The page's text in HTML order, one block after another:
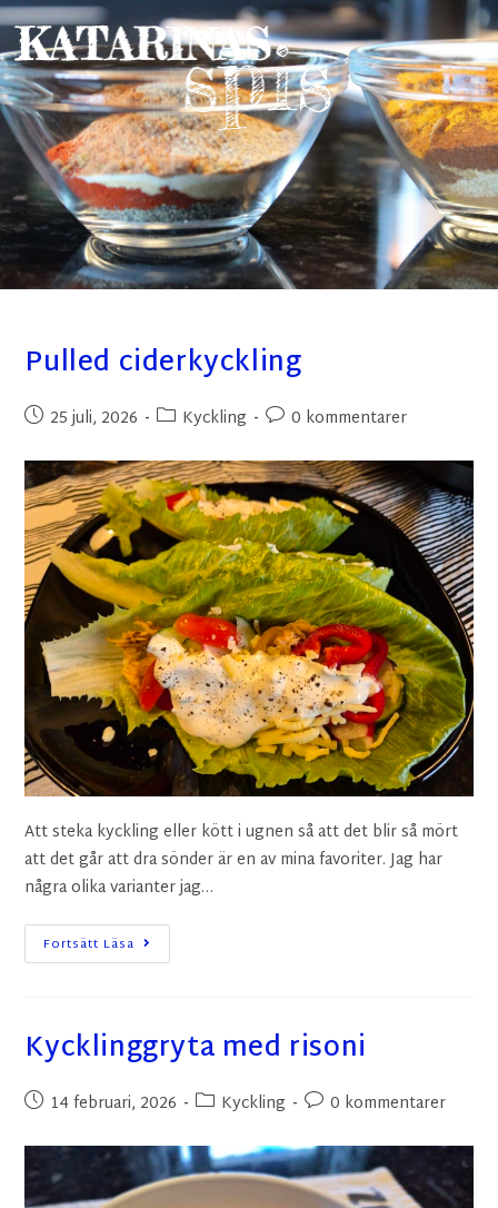
Pulled ciderkyckling
25 juli, 2026 Kyckling 0 kommentarer
Att steka kyckling eller kött i ugnen så att det blir så mört
att det går att dra sönder är en av mina favoriter. Jag har
några olika varianter jag…
Fortsätt Läsa
Kycklinggryta med risoni
14 februari, 2026 Kyckling 0 kommentarer